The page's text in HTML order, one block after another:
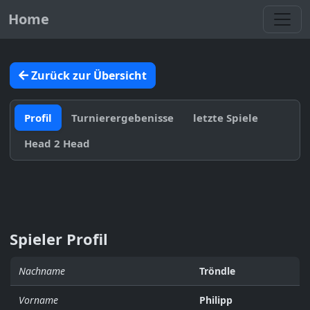
Home
Zurück zur Übersicht
Profil Turnierergebenisse
letzte Spiele
Head 2 Head
Spieler Profil
Nachname Tröndle
Vorname Philipp